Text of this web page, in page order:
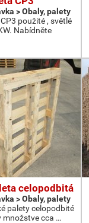
> Obaly, palety
použité , světlé
Nabídněte
celopodbitá
> Obaly, palety
palety celopodbité
množstve cca …